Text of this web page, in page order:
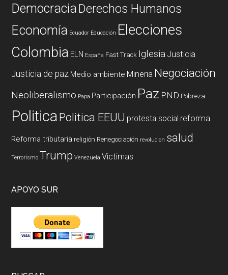
DemocraciaDerechos Humanos
Economía Ecuador Educación Elecciones
Colombia ELN España Fast Track Iglesia Justicia
Justicia de paz Medio ambiente Mineria Negociación
Neoliberalismo Papa Participación Paz PND Pobreza
PoliticaPolitica EEUU protesta social reforma
Reforma tributaria religión Renegociación revolucion salud
Terrorismo Trump Venezuela Victimas
APOYO SUR